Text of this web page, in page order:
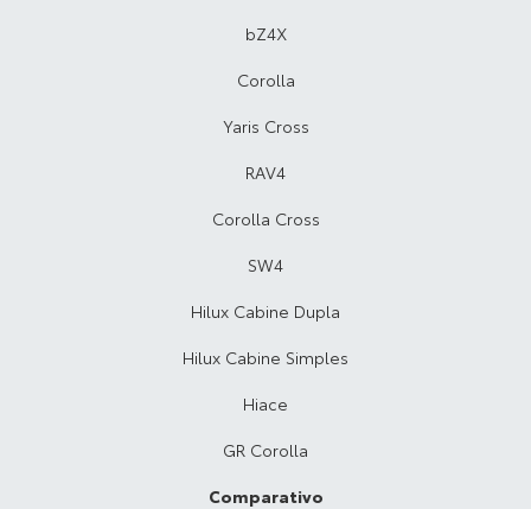
bZ4X
Corolla
Yaris Cross
RAV4
Corolla Cross
SW4
Hilux Cabine Dupla
Hilux Cabine Simples
Hiace
GR Corolla
Comparativo